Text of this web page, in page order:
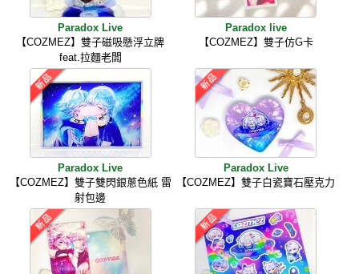
Paradox Live
【COZMEZ】雙子磁吸懸浮立牌
feat.拉麵老闆
Paradox live
【COZMEZ】雙子仿G卡
Paradox Live
【COZMEZ】雙子雙閃銀蔥色紙 雷
射包邊
Paradox Live
【COZMEZ】雙子白瓷寶石壓克力